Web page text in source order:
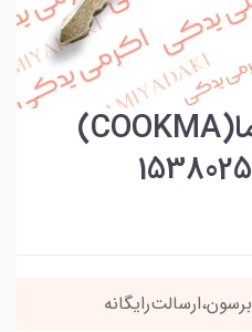
سوییچ هوندا کوکما(COOKMA)
برسون،ارسالت‌رایگانه